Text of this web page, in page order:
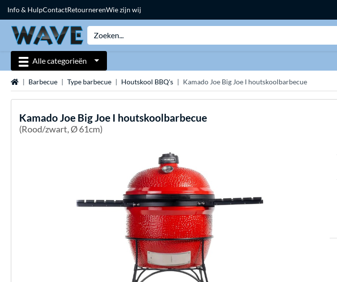
Info & HulpContactRetournerenWie zijn wij
Alle categorieën
Home Barbecue Type barbecue Houtskool BBQ's Kamado Joe Big Joe I houtskoolbarbecue
Kamado Joe Big Joe I houtskoolbarbecue
(Rood/zwart, Ø 61cm)